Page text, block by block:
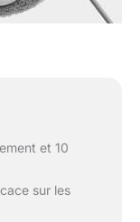
et 10
sur les